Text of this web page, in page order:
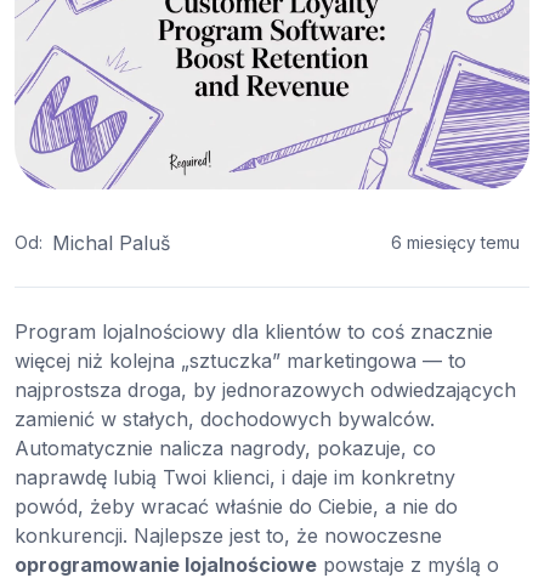
Od: Michal Paluš 6 miesięcy temu
Program lojalnościowy dla klientów to coś znacznie
więcej niż kolejna „sztuczka” marketingowa — to
najprostsza droga, by jednorazowych odwiedzających
zamienić w stałych, dochodowych bywalców.
Automatycznie nalicza nagrody, pokazuje, co
naprawdę lubią Twoi klienci, i daje im konkretny
powód, żeby wracać właśnie do Ciebie, a nie do
konkurencji. Najlepsze jest to, że nowoczesne
oprogramowanie lojalnościowe powstaje z myślą o